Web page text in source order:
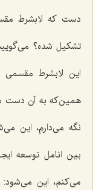
دست که لابشرط
تشکیل شده؟
این لابشرط
همین‌که به آن دست
نگه می‌دارم، این
بین انامل توسعه
می‌کنم، این می‌شود: